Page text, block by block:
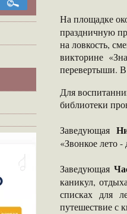
На площадке
праздничную
на ловкость,
викторине
перевертыши. В
Для
библиотеки
Заведующая
«Звонкое лето -
Заведующая
каникул,
списках для
путешествие с